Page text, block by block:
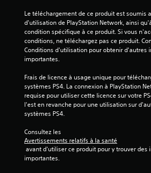
Le téléchargement de ce produit est soumis
d'utilisation de PlayStation Network, ainsi
condition spécifique à ce produit. Si vous
conditions, ne téléchargez pas ce produit.
Conditions d'utilisation pour obtenir d'autres
importantes.
Frais de licence à usage unique pour
systèmes PS4. La connexion à PlayStation
requise pour utiliser cette licence sur votre
l'est en revanche pour une utilisation sur
systèmes PS4.
Consultez les
Avertissements relatifs à la santé
importantes.